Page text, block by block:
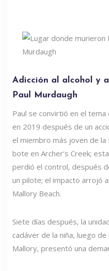
Adicción al alcohol y
Paul Murdaugh
Paul se convirtió en el
en 2019 después de un
el miembro más joven de la
bote en Archer's Creek;
perdió el control, después
un pilote; el impacto arrojó
Mallory Beach.
Siete días después, la
cadáver de la niña, luego
Mallory, presentó una